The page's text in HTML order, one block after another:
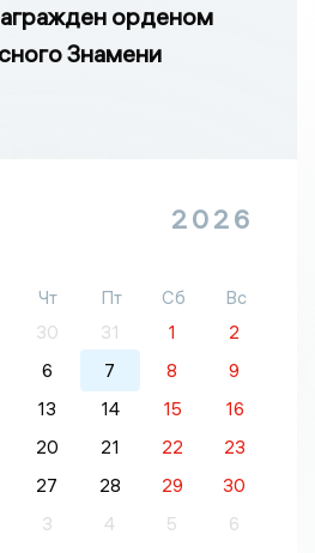
орденом
Знамени
2026
Чт Пт Сб
Вс
30 31 1
2
6 7 8
9
13 14 15
16
20 21 22
23
27 28 29
30
3 4 5 6